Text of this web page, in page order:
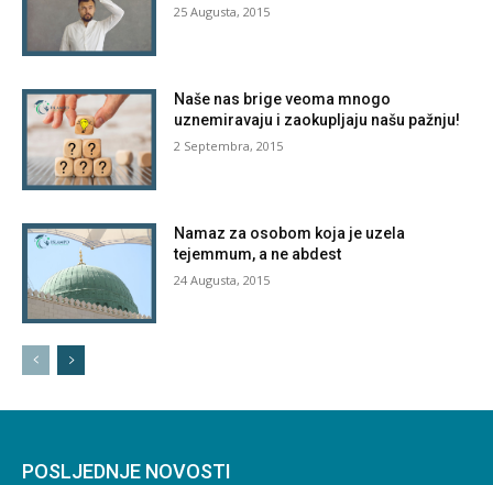
25 Augusta, 2015
Naše nas brige veoma mnogo
uznemiravaju i zaokupljaju našu pažnju!
2 Septembra, 2015
Namaz za osobom koja je uzela
tejemmum, a ne abdest
24 Augusta, 2015
POSLJEDNJE NOVOSTI